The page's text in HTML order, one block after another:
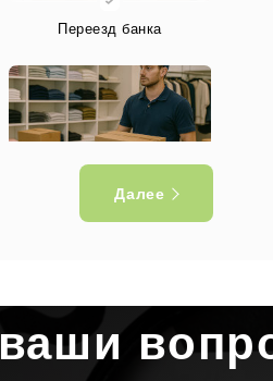
Переезд банка
Переезд магазина
Далее